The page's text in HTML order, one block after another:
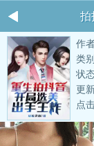
拍
作
类
状
更
点